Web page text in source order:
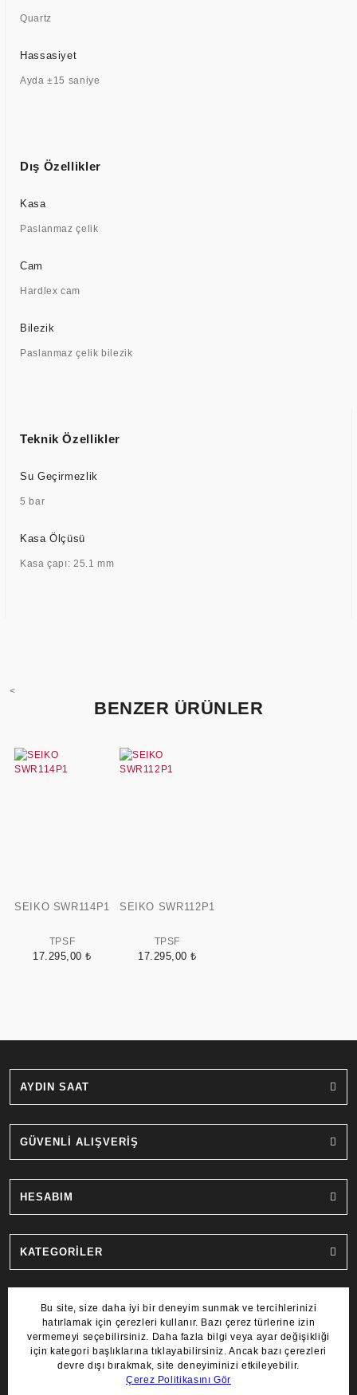
Quartz
Hassasiyet
Ayda ±15 saniye
Dış Özellikler
Kasa
Paslanmaz çelik
Cam
Hardlex cam
Bilezik
Paslanmaz çelik bilezik
Teknik Özellikler
Su Geçirmezlik
5 bar
Kasa Ölçüsü
Kasa çapı: 25.1 mm
<
BENZER ÜRÜNLER
SEIKO SWR114P1
TPSF
17.295,00 ₺
SEIKO SWR112P1
TPSF
17.295,00 ₺
AYDIN SAAT
GÜVENLİ ALIŞVERİŞ
HESABIM
KATEGORİLER
MARKALAR